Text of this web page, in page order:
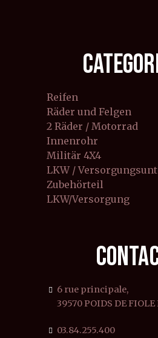
Reifen
Räder und Felgen
2 Räder / Motorrad
Innenrohr
Militär 4X4
LKW /
Zubehörteil
LKW/Versorgung
6 rue principale,
39570 POIDS DE FIOLE
03.84.255.400